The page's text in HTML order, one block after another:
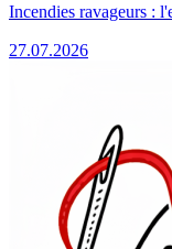
Incendies ravageurs :
27.07.2026